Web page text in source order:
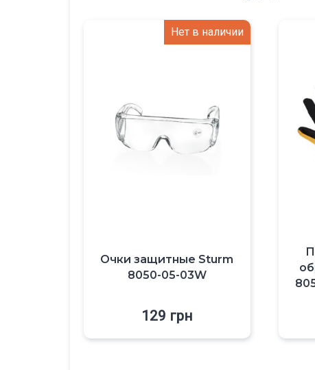
Нет в наличии
Очки защитные Sturm
8050-05-03W
129 грн